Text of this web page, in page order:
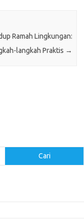
Ramah Lingkungan:
langkah Praktis →
Cari